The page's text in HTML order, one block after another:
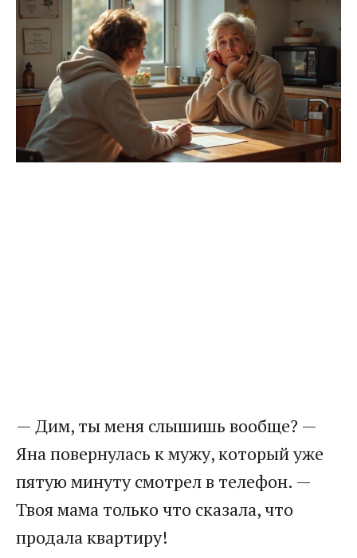
— Дим, ты меня слышишь вообще? —
Яна повернулась к мужу, который уже
пятую минуту смотрел в телефон. —
Твоя мама только что сказала, что
продала квартиру!